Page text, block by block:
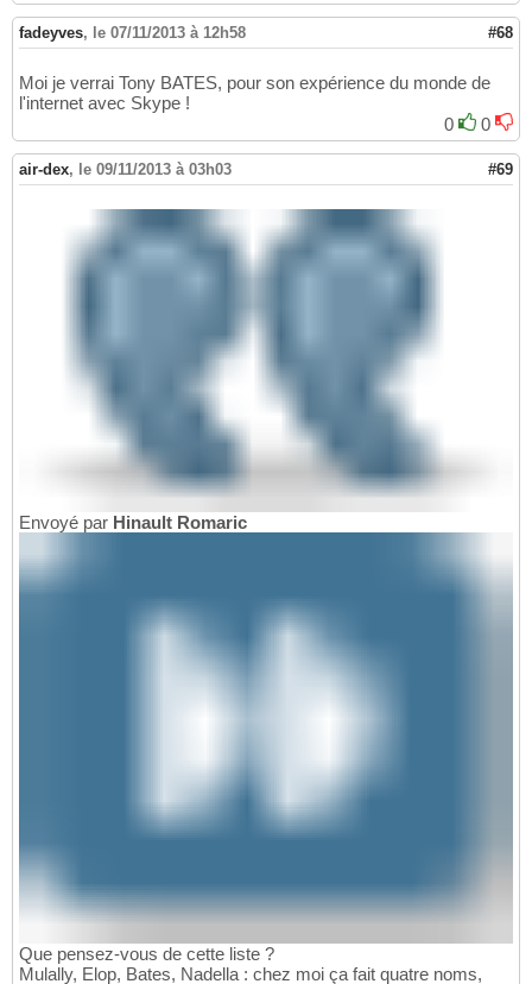
fadeyves, le 07/11/2013 à 12h58 #68
Moi je verrai Tony BATES, pour son expérience du monde de
l'internet avec Skype !
0
0
air-dex, le 09/11/2013 à 03h03 #69
Envoyé par Hinault Romaric
Que pensez-vous de cette liste ?
Mulally, Elop, Bates, Nadella : chez moi ça fait quatre noms,